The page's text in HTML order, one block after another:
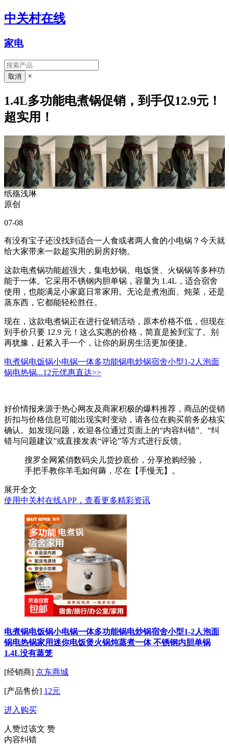
中关村在线
家电
×
1.4L多功能电煮锅促销，到手仅12.9元！
超实用！
纸殇浅琳
原创
07-08
有没有宝子还没找到适合一人食或者两人食的小电锅？今天就
给大家带来一款超实用的厨房好物。
这款电煮锅功能超强大，集电炒锅、电饭煲、火锅锅等多种功
能于一体。它采用不锈钢内胆单锅，容量为 1.4L，适合宿舍
使用，也能满足小家庭日常家用。无论是煮泡面、炖菜，还是
蒸东西，它都能轻松胜任。
现在，这款电煮锅正在进行促销活动，原本价格不低，但现在
到手价只要 12.9 元！这么实惠的价格，简直是捡到宝了。别
再犹豫，赶紧入手一个，让你的厨房生活更加便捷。
电煮锅电饭锅小电锅一体多功能锅电炒锅宿舍小型1-2人泡面
锅电热锅...12元优惠直达>>
好价情报来源于热心网友及商家积极的爆料推荐，商品的促销
折扣与价格信息可能出现实时变动，请各位在购买前务必核实
确认。如发现问题，欢迎各位通过页面上的“内容纠错”、“纠
错与问题建议”或直接发表“评论”等方式进行反馈。
搜罗全网紧俏数码尖儿货抄底价，分享抢购经验，
手把手教你羊毛如何薅，尽在【手慢无】。
展开全文
使用中关村在线APP，查看更多精彩资讯
电煮锅电饭锅小电锅一体多功能锅电炒锅宿舍小型1-2人泡面
锅电热锅家用迷你电饭煲火锅炖蒸煮一体 不锈钢内胆单锅
1.4L没有蒸笼
[经销商] 京东商城
[产品售价] 12元
进入购买
人赞过该文 赞
内容纠错